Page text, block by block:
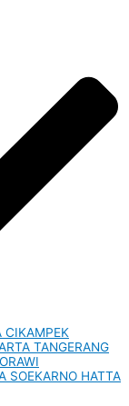
CIKAMPEK
TANGERANG
SOEKARNO HATTA